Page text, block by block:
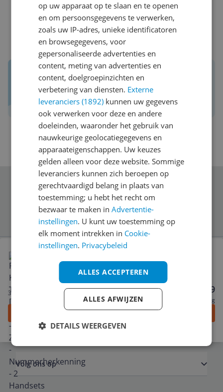
reviewscores te delen door het aantal reviews.
Schrijf een review
Reviews van echte kopers.
Daar maak je een betere keuze mee!
Schrijf een review over Kieskeurig.nl
Panasonic KX-TG1612 DECT-telefoon -
Zwart/Rood - Nummerherkenning - 2 Handsets
3 tot 4 dagen
€ 42,99
Gratis verzending
Ga naar goedkoopste
Bekijk alle prijzen
Bekijk product
Schrijf je in voor onze nieuwsbrief
Zakelijk
Volg ons op
op uw apparaat op te slaan en te openen
en om persoonsgegevens te verwerken,
zoals uw IP-adres, unieke identificatoren
en browsegegevens, voor
gepersonaliseerde advertenties en
content, meting van advertenties en
content, doelgroepinzichten en
verbetering van diensten. Externe
leveranciers (1892) kunnen uw gegevens
ook verwerken voor deze en andere
doeleinden, waaronder het gebruik van
nauwkeurige geolocatiegegevens en
apparaateigenschappen. Uw keuzes
gelden alleen voor deze website. Sommige
leveranciers kunnen zich beroepen op
gerechtvaardigd belang in plaats van
toestemming; u hebt het recht om
bezwaar te maken inAdvertentie-
instellingen. U kunt uw toestemming op
elk moment intrekken in Cookie-
instellingen. Privacybeleid
ALLES ACCEPTEREN
ALLES AFWIJZEN
DETAILS WEERGEVEN